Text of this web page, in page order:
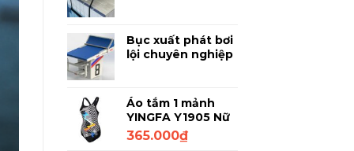
Thanh Đạp
Bục xuất phát bơi
lội chuyên nghiệp
Áo tắm 1 mảnh
YINGFA Y1905 Nữ
Đen họa tiết 2XL
365.000₫